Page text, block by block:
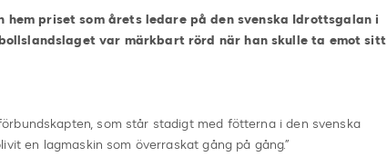
hem priset som årets ledare på den svenska Idrottsgalan i
var märkbart rörd när han skulle ta emot sitt
som står stadigt med fötterna i den svenska
en lagmaskin som överraskat gång på gång.”